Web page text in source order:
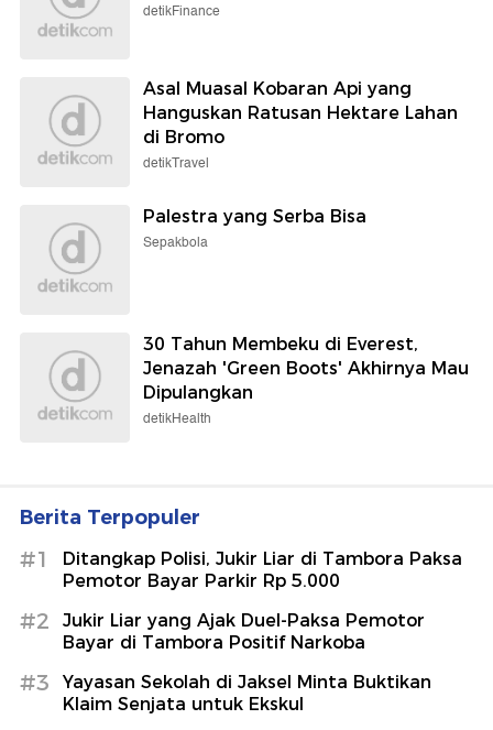
detikFinance
Asal Muasal Kobaran Api yang
Hanguskan Ratusan Hektare Lahan
di Bromo
detikTravel
Palestra yang Serba Bisa
Sepakbola
30 Tahun Membeku di Everest,
Jenazah 'Green Boots' Akhirnya Mau
Dipulangkan
detikHealth
Berita Terpopuler
#1
Ditangkap Polisi, Jukir Liar di Tambora Paksa
Pemotor Bayar Parkir Rp 5.000
#2
Jukir Liar yang Ajak Duel-Paksa Pemotor
Bayar di Tambora Positif Narkoba
#3
Yayasan Sekolah di Jaksel Minta Buktikan
Klaim Senjata untuk Ekskul